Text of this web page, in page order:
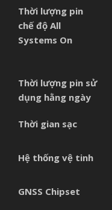
Thời lượng pin
chế độ All
Systems On
Thời lượng pin sử
dụng hằng ngày
Thời gian sạc
Hệ thống vệ tinh
GNSS Chipset